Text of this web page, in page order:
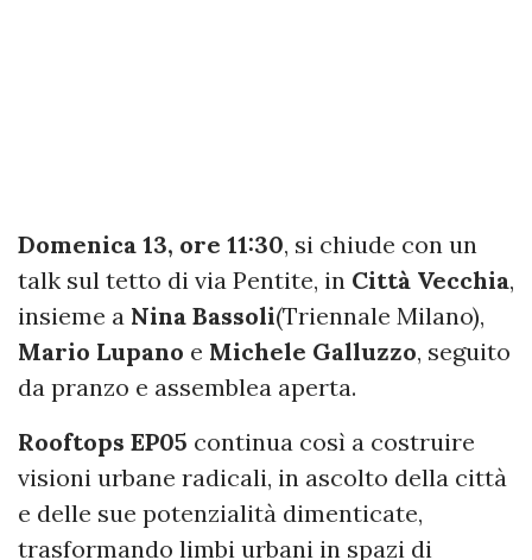
Domenica 13, ore 11:30, si chiude con un
talk sul tetto di via Pentite, in Città Vecchia,
insieme a Nina Bassoli(Triennale Milano),
Mario Lupano e Michele Galluzzo, seguito
da pranzo e assemblea aperta.
Rooftops EP05 continua così a costruire
visioni urbane radicali, in ascolto della città
e delle sue potenzialità dimenticate,
trasformando limbi urbani in spazi di